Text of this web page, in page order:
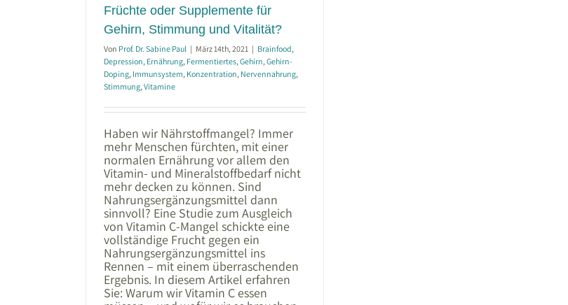
Früchte oder Supplemente für
Gehirn, Stimmung und Vitalität?
Von Prof. Dr. Sabine Paul | März 14th, 2021 | Brainfood,
Depression, Ernährung, Fermentiertes,Gehirn,Gehirn-
Doping, Immunsystem, Konzentration, Nervennahrung,
Stimmung,Vitamine
Haben wir Nährstoffmangel? Immer
mehr Menschen fürchten, mit einer
normalen Ernährung vor allem den
Vitamin- und Mineralstoffbedarf nicht
mehr decken zu können. Sind
Nahrungsergänzungsmittel dann
sinnvoll? Eine Studie zum Ausgleich
von Vitamin C-Mangel schickte eine
vollständige Frucht gegen ein
Nahrungsergänzungsmittel ins
Rennen – mit einem überraschenden
Ergebnis. In diesem Artikel erfahren
Sie: Warum wir Vitamin C essen